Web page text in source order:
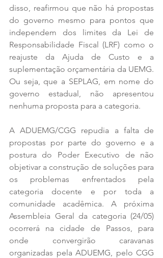
disso, reafirmou que não há propostas
do governo mesmo para pontos que
independem dos limites da Lei de
Responsabilidade Fiscal (LRF) como o
reajuste da Ajuda de Custo e a
suplementação orçamentária da UEMG.
Ou seja, que a SEPLAG, em nome do
governo estadual, não apresentou
nenhuma proposta para a categoria.
A ADUEMG/CGG repudia a falta de
propostas por parte do governo e a
postura do Poder Executivo de não
objetivar a construção de soluções para
os problemas enfrentados pela
categoria docente e por toda a
comunidade acadêmica. A próxima
Assembleia Geral da categoria (24/05)
ocorrerá na cidade de Passos, para
onde convergirão caravanas
organizadas pela ADUEMG, pelo CGG